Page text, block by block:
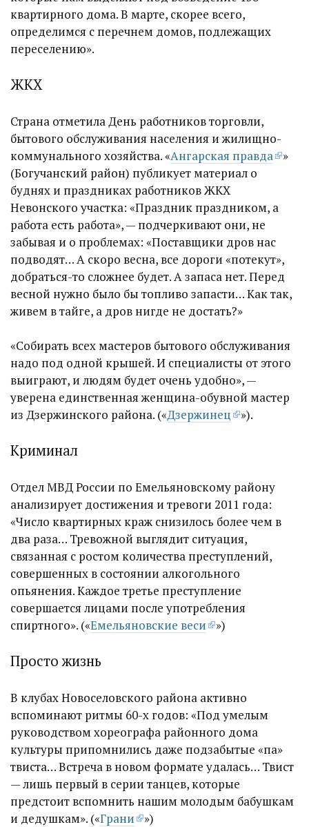
квартирного дома. В марте, скорее всего,
определимся с перечнем домов, подлежащих
переселению».
ЖКХ
Страна отметила День работников торговли,
бытового обслуживания населения и жилищно-
коммунального хозяйства. «Ангарская правда
»
(Богучанский район) публикует материал о
буднях и праздниках работников ЖКХ
Невонского участка: «Праздник праздником, а
работа есть работа», — подчеркивают они, не
забывая и о проблемах: «Поставщики дров нас
подводят… А скоро весна, все дороги «потекут»,
добраться-то сложнее будет. А запаса нет. Перед
весной нужно было бы топливо запасти… Как так,
живем в тайге, а дров нигде не достать?»
«Собирать всех мастеров бытового обслуживания
надо под одной крышей. И специалисты от этого
выиграют, и людям будет очень удобно», —
уверена единственная женщина-обувной мастер
из Дзержинского района. («Дзержинец »).
Криминал
Отдел МВД России по Емельяновскому району
анализирует достижения и тревоги 2011 года:
«Число квартирных краж снизилось более чем в
два раза… Тревожной выглядит ситуация,
связанная с ростом количества преступлений,
совершенных в состоянии алкогольного
опьянения. Каждое третье преступление
совершается лицами после употребления
спиртного». («Емельяновские веси »)
Просто жизнь
В клубах Новоселовского района активно
вспоминают ритмы 60-х годов: «Под умелым
руководством хореографа районного дома
культуры припомнились даже подзабытые «па»
твиста… Встреча в новом формате удалась… Твист
— лишь первый в серии танцев, которые
предстоит вспомнить нашим молодым бабушкам
и дедушкам». («Грани »)